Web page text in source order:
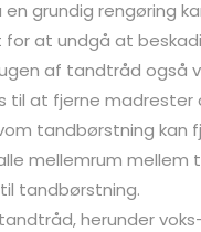
en grundig rengøring
at undgå at
af tandtråd også
til at fjerne
tandbørstning
mellemrum
tandbørstning.
herunder